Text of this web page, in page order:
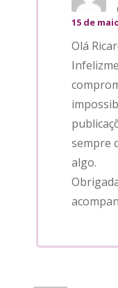
15 de
Olá
sempre
algo.